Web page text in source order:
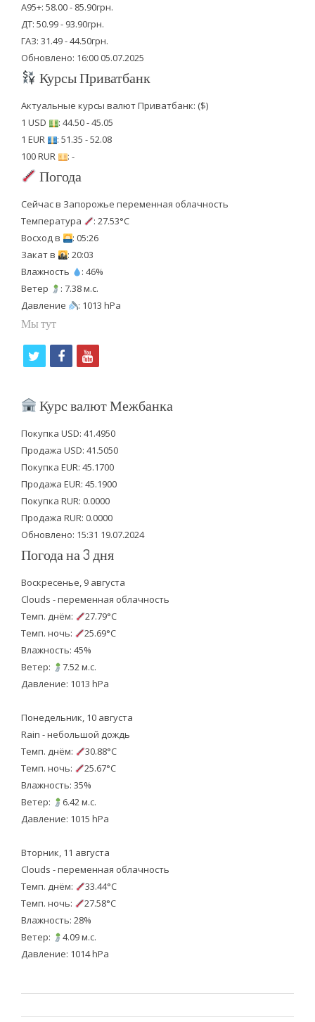
А95+: 58.00 - 85.90грн.
ДТ: 50.99 - 93.90грн.
ГАЗ: 31.49 - 44.50грн.
Обновлено: 16:00 05.07.2025
Курсы Приватбанк
Актуальные курсы валют Приватбанк: ($)
1 USD
: 44.50 - 45.05
1 EUR
: 51.35 - 52.08
100 RUR
: -
Погода
Сейчас в Запорожье переменная облачность
Температура
: 27.53°C
Восход в
: 05:26
Закат в
: 20:03
Влажность
: 46%
Ветер
: 7.38 м.с.
Давление
: 1013 hPa
Мы тут
i
t
e
r
f
c
b
o
o
k
y
u
u
b
e
Курс валют Межбанка
Покупка USD: 41.4950
Продажа USD: 41.5050
Покупка EUR: 45.1700
Продажа EUR: 45.1900
Покупка RUR: 0.0000
Продажа RUR: 0.0000
Обновлено: 15:31 19.07.2024
Погода на 3 дня
Воскресенье, 9 августа
Clouds - переменная облачность
Темп. днём:
27.79°C
Темп. ночь:
25.69°C
Влажность: 45%
Ветер:
7.52 м.с.
Давление: 1013 hPa
Понедельник, 10 августа
Rain - небольшой дождь
Темп. днём:
30.88°C
Темп. ночь:
25.67°C
Влажность: 35%
Ветер:
6.42 м.с.
Давление: 1015 hPa
Вторник, 11 августа
Clouds - переменная облачность
Темп. днём:
33.44°C
Темп. ночь:
27.58°C
Влажность: 28%
Ветер:
4.09 м.с.
Давление: 1014 hPa